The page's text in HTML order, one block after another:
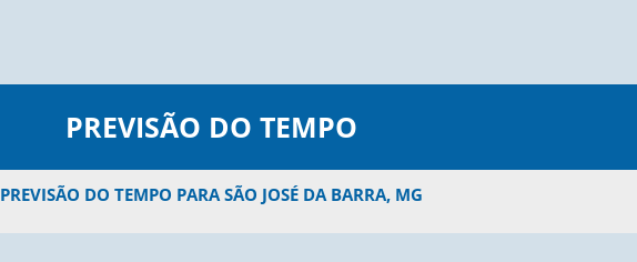
PREVISÃO DO TEMPO
PREVISÃO DO TEMPO PARA SÃO JOSÉ DA BARRA, MG